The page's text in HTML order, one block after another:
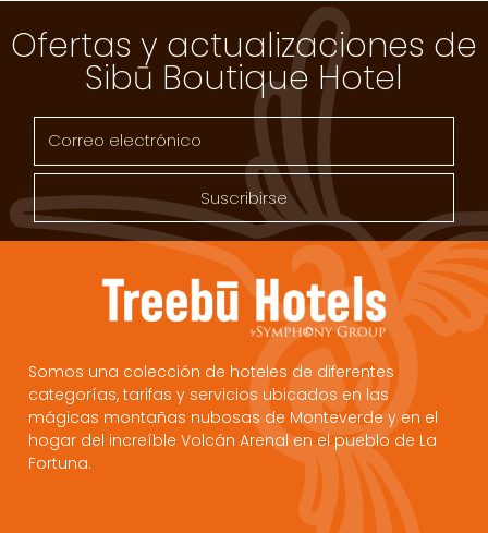
Ofertas y actualizaciones de
Sibū Boutique Hotel
Suscribirse
Somos una colección de hoteles de diferentes
categorías, tarifas y servicios ubicados en las
mágicas montañas nubosas de Monteverde y en el
hogar del increíble Volcán Arenal en el pueblo de La
Fortuna.